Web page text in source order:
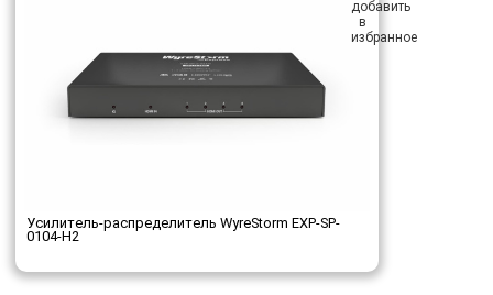
Усилитель-распределитель WyreStorm EXP-SP-
0104-H2